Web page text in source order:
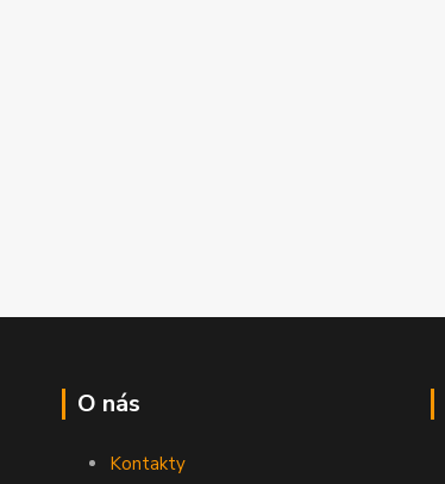
O nás
Kontakty